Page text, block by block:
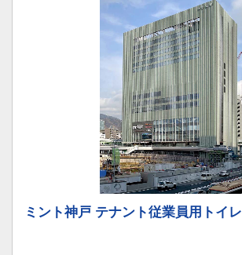
ミント神戸 テナント従業員用トイレ